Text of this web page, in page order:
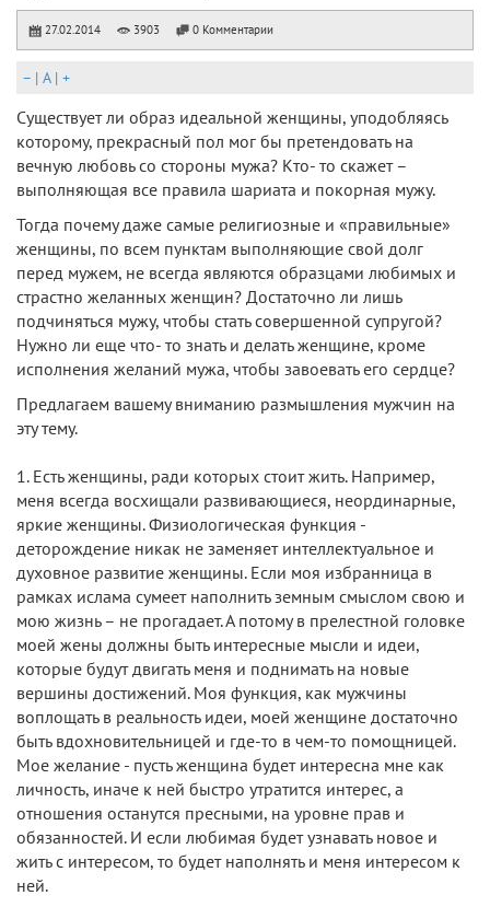
27.02.2014 3903 0 Комментарии
– | A| +
Существует ли образ идеальной женщины, уподобляясь
которому, прекрасный пол мог бы претендовать на
вечную любовь со стороны мужа? Кто- то скажет –
выполняющая все правила шариата и покорная мужу.
Тогда почему даже самые религиозные и «правильные»
женщины, по всем пунктам выполняющие свой долг
перед мужем, не всегда являются образцами любимых и
страстно желанных женщин? Достаточно ли лишь
подчиняться мужу, чтобы стать совершенной супругой?
Нужно ли еще что- то знать и делать женщине, кроме
исполнения желаний мужа, чтобы завоевать его сердце?
Предлагаем вашему вниманию размышления мужчин на
эту тему.
1. Есть женщины, ради которых стоит жить. Например,
меня всегда восхищали развивающиеся, неординарные,
яркие женщины. Физиологическая функция -
деторождение никак не заменяет интеллектуальное и
духовное развитие женщины. Если моя избранница в
рамках ислама сумеет наполнить земным смыслом свою и
мою жизнь – не прогадает. А потому в прелестной головке
моей жены должны быть интересные мысли и идеи,
которые будут двигать меня и поднимать на новые
вершины достижений. Моя функция, как мужчины
воплощать в реальность идеи, моей женщине достаточно
быть вдохновительницей и где-то в чем-то помощницей.
Мое желание - пусть женщина будет интересна мне как
личность, иначе к ней быстро утратится интерес, а
отношения останутся пресными, на уровне прав и
обязанностей. И если любимая будет узнавать новое и
жить с интересом, то будет наполнять и меня интересом к
ней.